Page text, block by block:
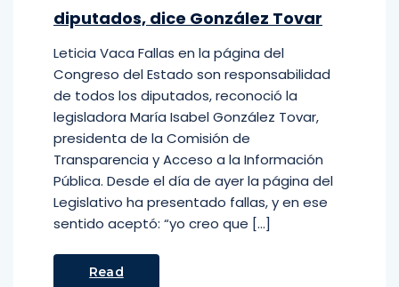
diputados, dice González Tovar
Leticia Vaca Fallas en la página del
Congreso del Estado son responsabilidad
de todos los diputados, reconoció la
legisladora María Isabel González Tovar,
presidenta de la Comisión de
Transparencia y Acceso a la Información
Pública. Desde el día de ayer la página del
Legislativo ha presentado fallas, y en ese
sentido aceptó: “yo creo que […]
Read